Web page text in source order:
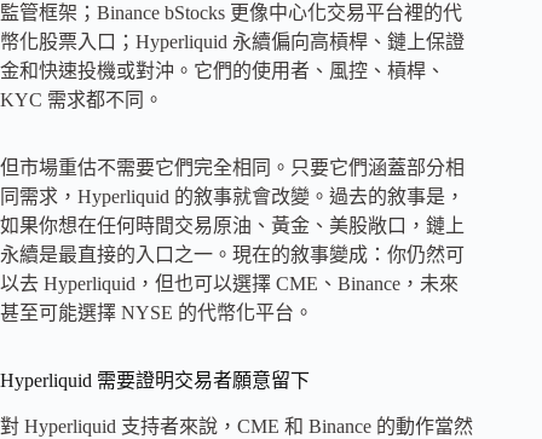
監管框架；Binance bStocks 更像中心化交易平台裡的代
幣化股票入口；Hyperliquid 永續偏向高槓桿、鏈上保證
金和快速投機或對沖。它們的使用者、風控、槓桿、
KYC 需求都不同。
但市場重估不需要它們完全相同。只要它們涵蓋部分相
同需求，Hyperliquid 的敘事就會改變。過去的敘事是，
如果你想在任何時間交易原油、黃金、美股敞口，鏈上
永續是最直接的入口之一。現在的敘事變成：你仍然可
以去 Hyperliquid，但也可以選擇 CME、Binance，未來
甚至可能選擇 NYSE 的代幣化平台。
Hyperliquid 需要證明交易者願意留下
對 Hyperliquid 支持者來說，CME 和 Binance 的動作當然